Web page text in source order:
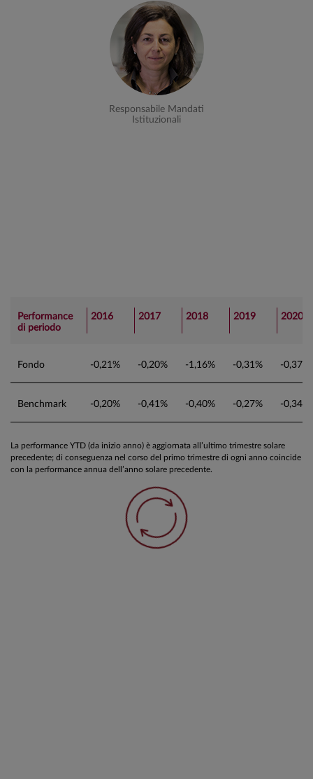
Responsabile Mandati
Istituzionali
Performance
di periodo
2016 2017 2018 2019 2020
Fondo -0,21% -0,20% -1,16% -0,31% -0,37%
Benchmark -0,20% -0,41% -0,40% -0,27% -0,34%
La performance YTD (da inizio anno) è aggiornata all’ultimo trimestre solare
precedente; di conseguenza nel corso del primo trimestre di ogni anno coincide
con la performance annua dell’anno solare precedente.